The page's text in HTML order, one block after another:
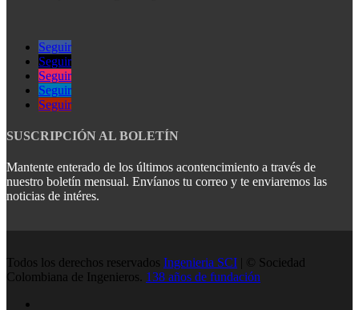
Seguir
Seguir
Seguir
Seguir
Seguir
SUSCRIPCIÓN AL BOLETÍN
Mantente enterado de los últimos acontencimiento a través de
nuestro boletín mensual. Envíanos tu correo y te enviaremos las
noticias de intéres.
Todos los derechos reservados Ingenieria SCI | © Sociedad
Colombiana de Ingenieros. 138 años de fundación